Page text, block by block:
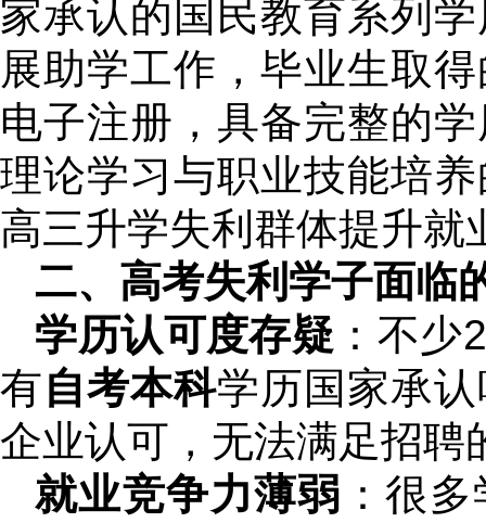
家承认的国民教育系列
展助学工作，毕业生取
电子注册，具备完整的
理论学习与职业技能培
高三升学失利群体提升就
二、高考失利学子面临
学历认可度存疑 ：不
有自考本科学历国家承
企业认可，无法满足招聘
就业竞争力薄弱 ：很